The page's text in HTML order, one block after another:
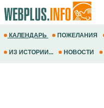
КАЛЕНДАРЬ ПОЖЕЛАНИЯ
ИЗ ИСТОРИИ... НОВОСТИ